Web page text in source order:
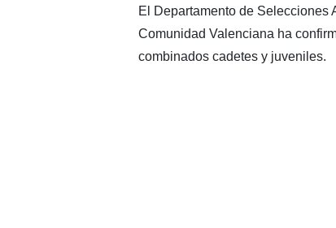
El Departamento de Selecciones
Comunidad Valenciana ha
combinados cadetes y juveniles.